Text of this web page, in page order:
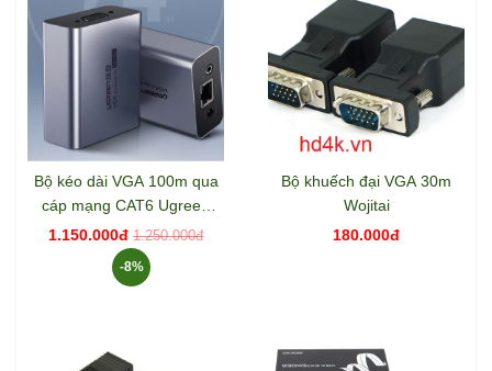
Bộ kéo dài VGA 100m qua
cáp mạng CAT6 Ugreen
60533
1.150.000đ 1.250.000đ
-8%
Bộ khuếch đại VGA 30m
Wojitai
180.000đ